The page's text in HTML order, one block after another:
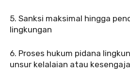
‎5. Sanksi maksimal hingga
lingkungan
‎6. Proses hukum pidana
unsur kelalaian atau